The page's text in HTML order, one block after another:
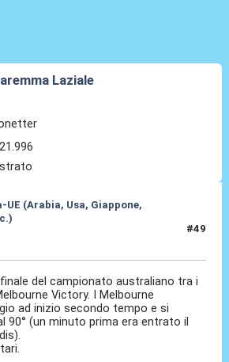
Laziale
21.996
(Arabia, Usa, Giappone,
#49
del campionato australiano tra i
Victory. I Melbourne
ad inizio secondo tempo e si
90° (un minuto prima era entrato il